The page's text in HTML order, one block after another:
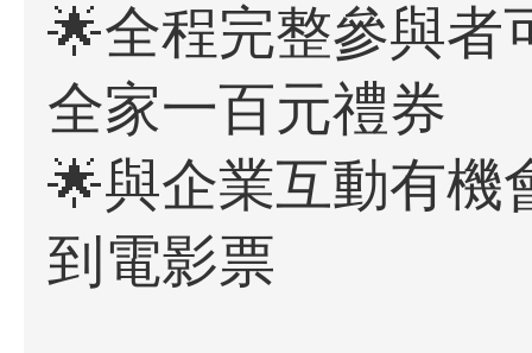
🌟全程完整參與者
全家一百元禮券
🌟與企業互動有機
到電影票